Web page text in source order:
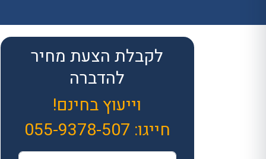
לקבלת הצעת מחיר
להדברה
וייעוץ בחינם!
חייגו: 055-9378-507